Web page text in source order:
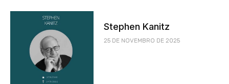
Stephen Kanitz
25 DE NOVEMBRO DE 2025